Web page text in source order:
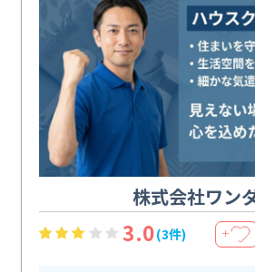
株式会社ワン
3.0(3件) ＋